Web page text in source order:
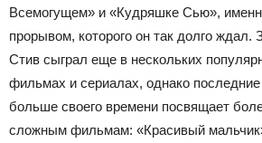
Всемогущем» и «Кудряшке Сью»,
прорывом, которого он так долго
Стив сыграл еще в нескольких
фильмах и сериалах, однако
больше своего времени посвящает
сложным фильмам: «Красивый